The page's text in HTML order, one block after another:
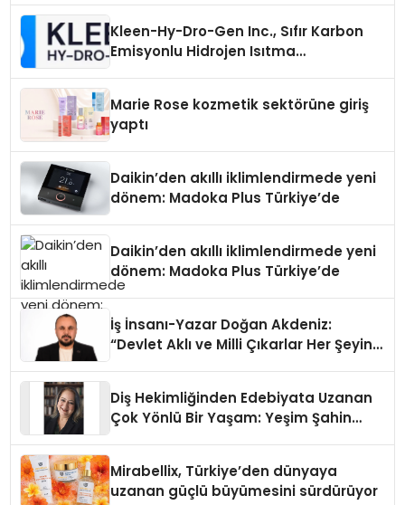
Kleen-Hy-Dro-Gen Inc., Sıfır Karbon
Emisyonlu Hidrojen Isıtma
Marie Rose kozmetik sektörüne giriş
yaptı
Daikin’den akıllı iklimlendirmede yeni
dönem: Madoka Plus Türkiye’de
Daikin’den akıllı iklimlendirmede yeni
dönem: Madoka Plus Türkiye’de
İş İnsanı-Yazar Doğan Akdeniz:
“Devlet Aklı ve Milli Çıkarlar Her Şeyin
Diş Hekimliğinden Edebiyata Uzanan
Çok Yönlü Bir Yaşam: Yeşim Şahin
Mirabellix, Türkiye’den dünyaya
uzanan güçlü büyümesini sürdürüyor